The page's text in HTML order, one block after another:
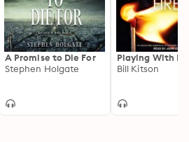
A Promise to Die For
Stephen Holgate
Playing With
Bill Kitson